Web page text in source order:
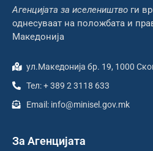
Агенцијата за иселеништво ги
однесуваат на положбата и
Македонија
ул.Македонија бр. 19, 1000
Тел: + 389 2 3118 633
Email: info@minisel.gov.mk
За Агенцијата